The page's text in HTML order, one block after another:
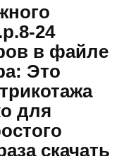
24
в файле
Это
для
скачать